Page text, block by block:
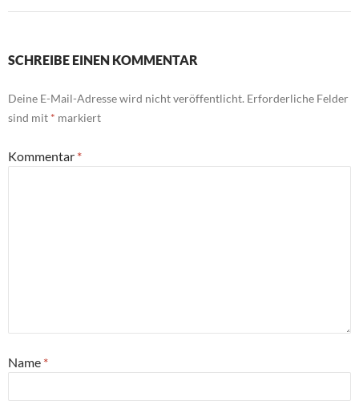
SCHREIBE EINEN KOMMENTAR
Deine E-Mail-Adresse wird nicht veröffentlicht. Erforderliche Felder
sind mit * markiert
Kommentar *
Name *